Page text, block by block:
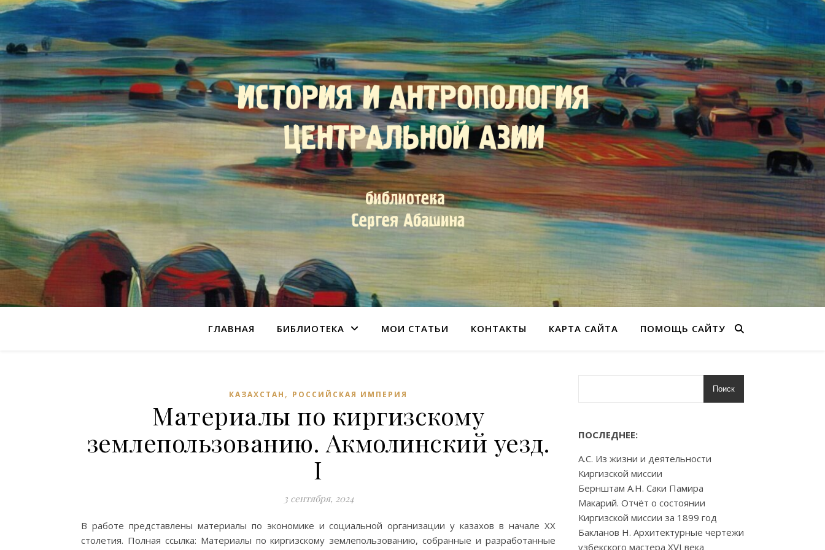
ГЛАВНАЯ БИБЛИОТЕКА МОИ СТАТЬИ КОНТАКТЫ КАРТА САЙТА ПОМОЩЬ САЙТУ
КАЗАХСТАН , РОССИЙСКАЯ ИМПЕРИЯ
Материалы по киргизскому
землепользованию. Акмолинский уезд.
I
3 сентября, 2024
В работе представлены материалы по экономике и социальной организации у казахов в начале XX
столетия. Полная ссылка: Материалы по киргизскому землепользованию, собранные и разработанные
Поиск
ПОСЛЕДНЕЕ:
А.С. Из жизни и деятельности
Киргизской миссии
Бернштам А.Н. Саки Памира
Макарий. Отчёт о состоянии
Киргизской миссии за 1899 год
Бакланов Н. Архитектурные чертежи
узбекского мастера XVI века